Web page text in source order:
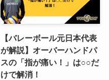
【バレーボール元日本代表
が解説】オーバーハンドパ
スの「指が痛い！」は○○だ
けで解消！